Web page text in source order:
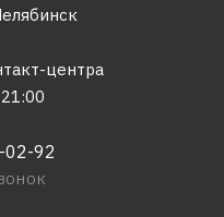
центра
02-92